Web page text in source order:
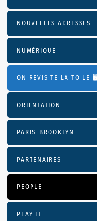
NOUVELLES ADRESSES
NUMÉRIQUE
ON REVISITE LA TOILE 🖥️
ORIENTATION
PARIS-BROOKLYN
PARTENAIRES
PEOPLE
PLAY IT